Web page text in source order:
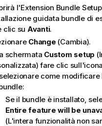
l'Extension Bundle
guidata bundle di
clic su Avanti.
Change (Cambia).
schermata Custom setup
fare clic
come
Se il bundle è installato,
Entire feature will be
(L'intera funzionalità non